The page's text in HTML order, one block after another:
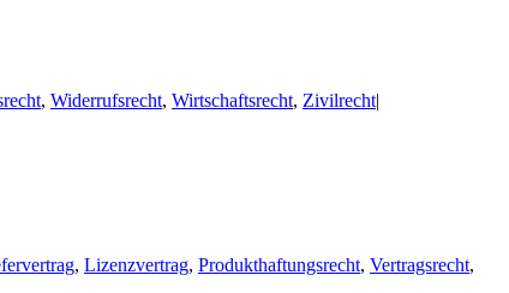
, Widerrufsrecht, Wirtschaftsrecht, Zivilrecht|
, Lizenzvertrag, Produkthaftungsrecht, Vertragsrecht,